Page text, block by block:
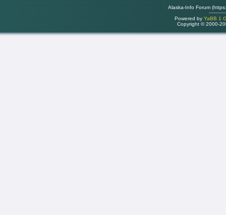
Alaska-Info Forum
Powered by YaBB 1
Copyright © 2000-